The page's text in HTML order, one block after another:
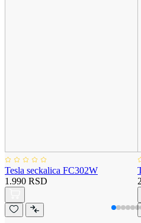
Tesla seckalica FC302W
1.990 RSD